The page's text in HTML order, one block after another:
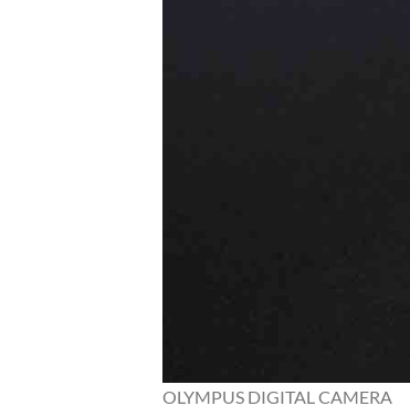
OLYMPUS DIGITAL CAMERA